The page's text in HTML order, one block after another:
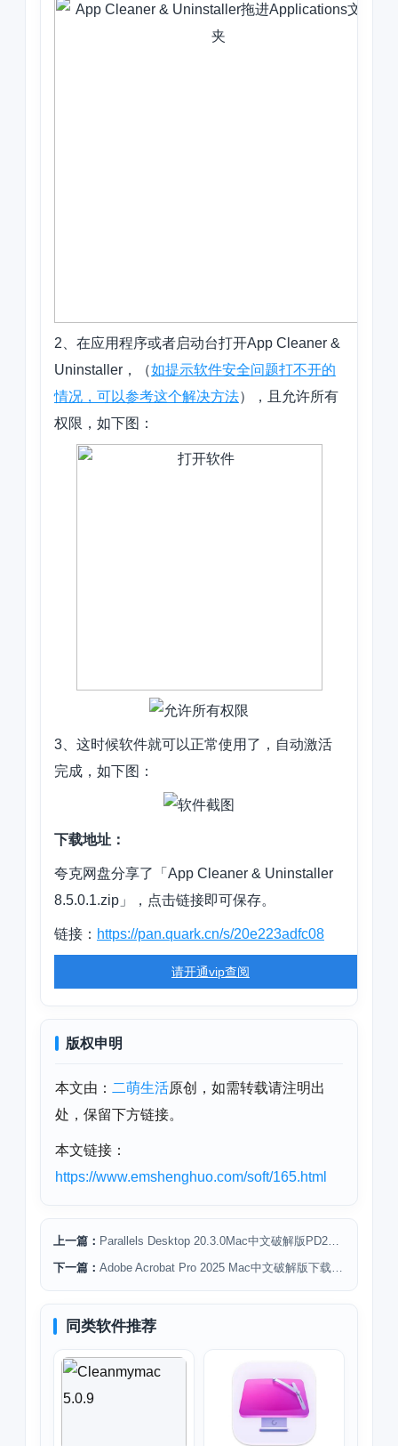
2、在应用程序或者启动台打开App Cleaner &
Uninstaller，（如提示软件安全问题打不开的
情况，可以参考这个解决方法），且允许所有
权限，如下图：
3、这时候软件就可以正常使用了，自动激活
完成，如下图：
下载地址：
夸克网盘分享了「App Cleaner & Uninstaller
8.5.0.1.zip」，点击链接即可保存。
链接： https://pan.quark.cn/s/20e223adfc08
请开通vip查阅
版权申明
本文由： 二萌生活原创，如需转载请注明出
处，保留下方链接。
本文链接：
https://www.emshenghuo.com/soft/165.html
上一篇：
下一篇：
同类软件推荐